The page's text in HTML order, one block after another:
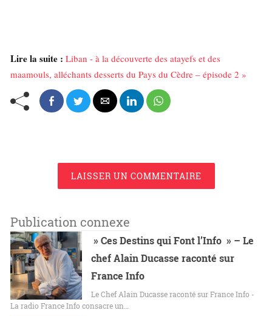
Lire la suite : Liban - à la découverte des atayefs et des
maamouls, alléchants desserts du Pays du Cèdre – épisode 2 »
LAISSER UN COMMENTAIRE
Publication connexe
» Ces Destins qui Font l’Info » – Le
chef Alain Ducasse raconté sur
France Info
Le Chef Alain Ducasse raconté sur France Info -
La radio France Info consacre un…